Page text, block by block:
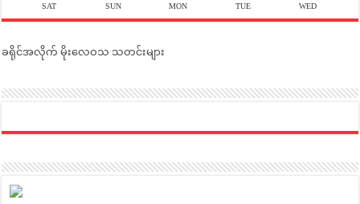
SAT SUN MON TUE WED
ခရိုင်အလိုက် မိုးလေဝသ သတင်းများ